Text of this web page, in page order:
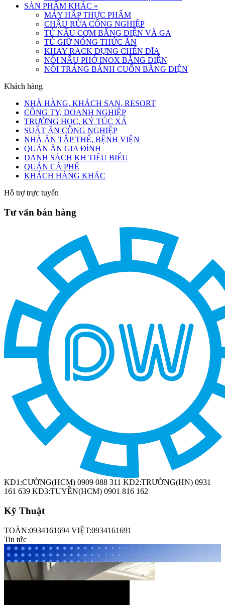
SẢN PHẨM KHÁC »
MÁY HẤP THỰC PHẨM
CHẬU RỬA CÔNG NGHIỆP
TỦ NẤU CƠM BẰNG ĐIỆN VÀ GA
TỦ GIỮ NÓNG THỨC ĂN
KHAY RACK ĐỰNG CHÉN DĨA
NỒI NẤU PHỞ INOX BẰNG ĐIỆN
NỒI TRÁNG BÁNH CUỐN BẰNG ĐIỆN
Khách hàng
NHÀ HÀNG, KHÁCH SẠN, RESORT
CÔNG TY, DOANH NGHIỆP
TRƯỜNG HỌC, KÝ TÚC XÁ
SUẤT ĂN CÔNG NGHIỆP
NHÀ ĂN TẬP THỂ, BỆNH VIỆN
QUÁN ĂN GIA ĐÌNH
DANH SÁCH KH TIÊU BIỂU
QUÁN CÀ PHÊ
KHÁCH HÀNG KHÁC
Hỗ trợ trực tuyến
Tư vấn bán hàng
KD1:CƯỜNG(HCM) 0909 088 311 KD2:TRƯỜNG(HN) 0931
161 639 KD3:TUYỀN(HCM) 0901 816 162
Kỹ Thuật
TOÀN:0934161694 VIỆT:0934161691
Tin tức
chiều đạt chuẩn VSATTP – Gợi ý quy trình & thiết bị từ chuyên gia
Công ty Vĩnh Hoàn tới tham quan nhà máy sản xuất máy rửa chén
công nghiệp DIWA